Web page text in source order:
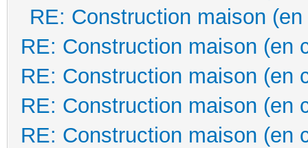
RE: Construction maison
RE: Construction maison (en
RE: Construction maison (en
RE: Construction maison (en
RE: Construction maison (en